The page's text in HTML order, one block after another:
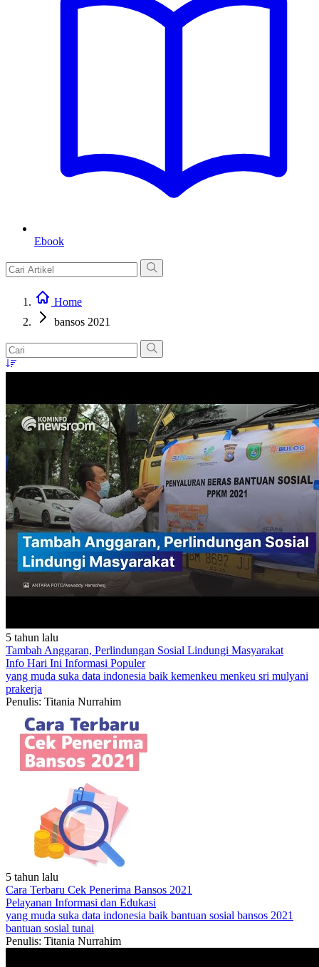
Ebook
Home
bansos 2021
5 tahun lalu
Tambah Anggaran, Perlindungan Sosial Lindungi Masyarakat
Info Hari Ini Informasi Populer
yang muda suka data indonesia baik kemenkeu menkeu sri mulyani
prakerja
Penulis: Titania Nurrahim
5 tahun lalu
Cara Terbaru Cek Penerima Bansos 2021
Pelayanan Informasi dan Edukasi
yang muda suka data indonesia baik bantuan sosial bansos 2021
bantuan sosial tunai
Penulis: Titania Nurrahim